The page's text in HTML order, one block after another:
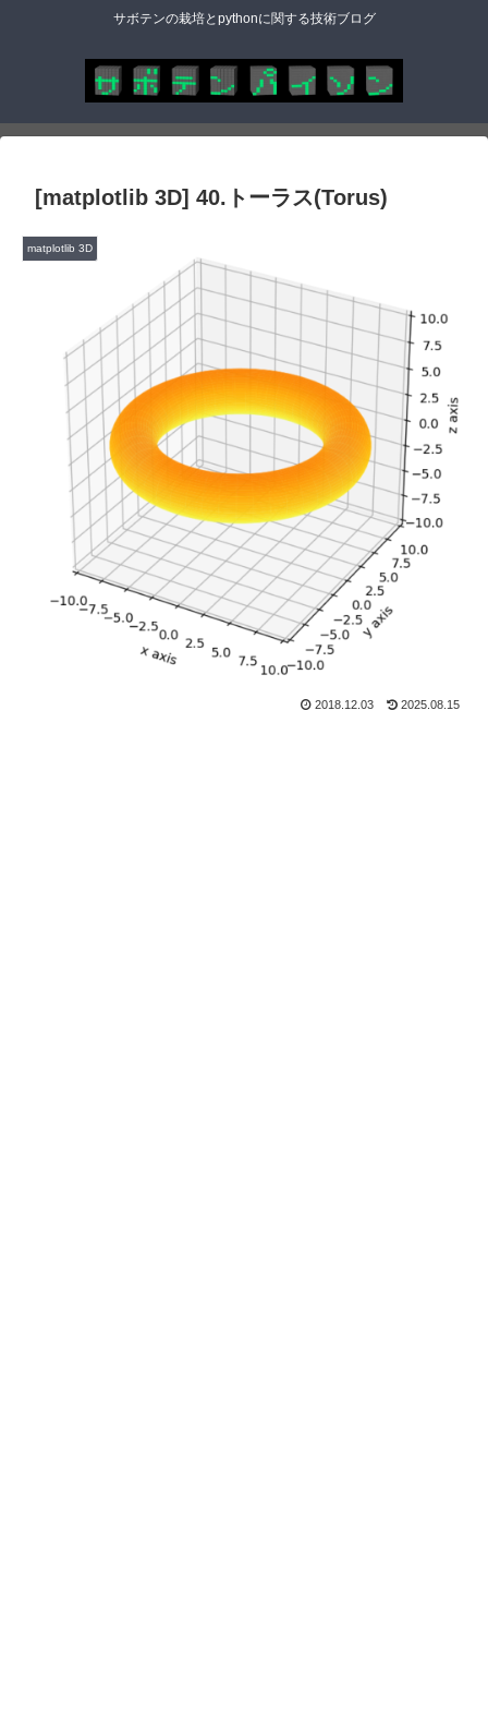
サボテンの栽培とpythonに関する技術ブログ
[matplotlib 3D] 40.トーラス(Torus)
matplotlib 3D
2018.12.03 2025.08.15